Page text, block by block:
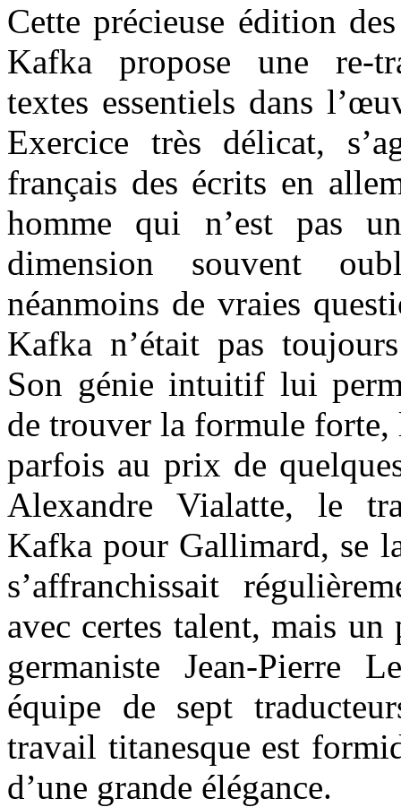
Cette précieuse édition
Kafka propose une re-
textes essentiels dans
Exercice très délicat,
français des écrits en
homme qui n’est pas
dimension souvent
néanmoins de vraies
Kafka n’était pas
Son génie intuitif lui
de trouver la formule forte,
parfois au prix de
Alexandre Vialatte, le
Kafka pour Gallimard, se
s’affranchissait
avec certes talent, mais
germaniste Jean-Pierre
équipe de sept
travail titanesque est
d’une grande élégance.